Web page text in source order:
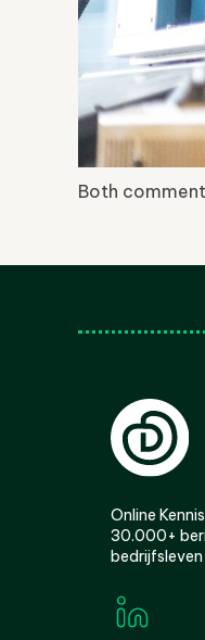
Both
Online
30.000+
bedrijfsleven